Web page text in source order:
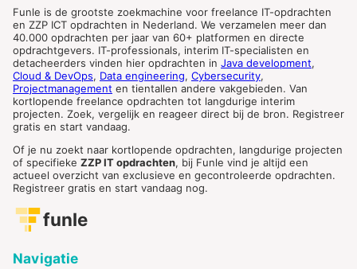
Funle is de grootste zoekmachine voor freelance IT-opdrachten
en ZZP ICT opdrachten in Nederland. We verzamelen meer dan
40.000 opdrachten per jaar van 60+ platformen en directe
opdrachtgevers. IT-professionals, interim IT-specialisten en
detacheerders vinden hier opdrachten in Java development,
Cloud & DevOps, Data engineering, Cybersecurity,
Projectmanagement en tientallen andere vakgebieden. Van
kortlopende freelance opdrachten tot langdurige interim
projecten. Zoek, vergelijk en reageer direct bij de bron. Registreer
gratis en start vandaag.
Of je nu zoekt naar kortlopende opdrachten, langdurige projecten
of specifieke ZZP IT opdrachten, bij Funle vind je altijd een
actueel overzicht van exclusieve en gecontroleerde opdrachten.
Registreer gratis en start vandaag nog.
funle
Navigatie